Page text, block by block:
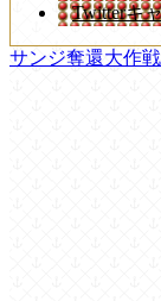
Twitterキ
サンジ奪還大作